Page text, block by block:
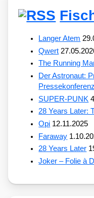
Langer Atem
Qwert
The Running
Der Astronaut:
Pressekonferenz
SUPER-PUNK
28 Years Later:
Opi 12.11.2025
Faraway
28 Years Later
Joker – Folie à